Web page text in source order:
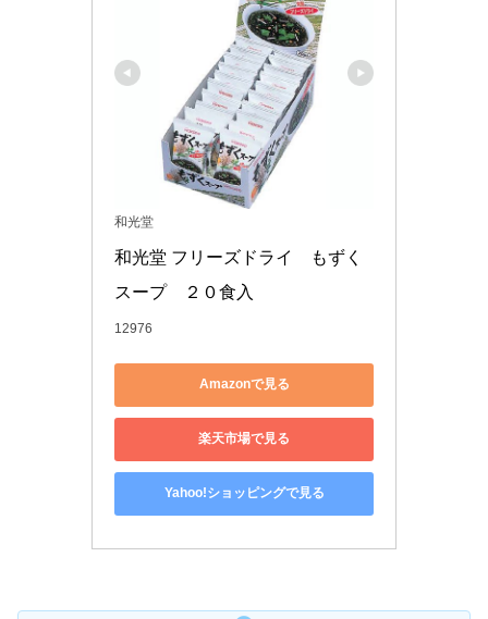
和光堂
和光堂 フリーズドライ　もずく
スープ　２０食入
12976
Amazonで見る
楽天市場で見る
Yahoo!ショッピングで見る